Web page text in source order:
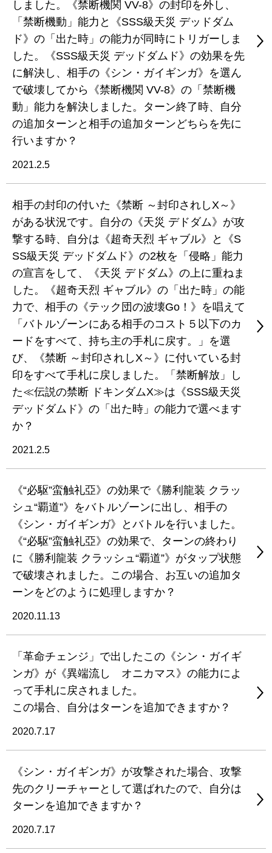
しました。《禁断機関 VV-8》の封印を外し、
「禁断機動」能力と《SSS級天災 デッドダム
ド》の「出た時」の能力が同時にトリガーしま
した。《SSS級天災 デッドダムド》の効果を先
に解決し、相手の《シン・ガイギンガ》を選ん
で破壊してから《禁断機関 VV-8》の「禁断機
動」能力を解決しました。ターン終了時、自分
の追加ターンと相手の追加ターンどちらを先に
行いますか？
2021.2.5
相手の封印の付いた《禁断 ～封印されしX～》
がある状況です。自分の《天災 デドダム》が攻
撃する時、自分は《超奇天烈 ギャブル》と《S
SS級天災 デッドダムド》の2枚を「侵略」能力
の宣言をして、《天災 デドダム》の上に重ねま
した。《超奇天烈 ギャブル》の「出た時」の能
力で、相手の《テック団の波壊Go！》を唱えて
「バトルゾーンにある相手のコスト５以下のカ
ードをすべて、持ち主の手札に戻す。」を選
び、《禁断 ～封印されしX～》に付いている封
印をすべて手札に戻しました。「禁断解放」し
た≪伝説の禁断 ドキンダムX≫は《SSS級天災
デッドダムド》の「出た時」の能力で選べます
か？
2021.2.5
《“必駆”蛮触礼亞》の効果で《勝利龍装 クラッ
シュ“覇道”》をバトルゾーンに出し、相手の
《シン・ガイギンガ》とバトルを行いました。
《“必駆”蛮触礼亞》の効果で、ターンの終わり
に《勝利龍装 クラッシュ“覇道”》がタップ状態
で破壊されました。この場合、お互いの追加タ
ーンをどのように処理しますか？
2020.11.13
「革命チェンジ」で出したこの《シン・ガイギ
ンガ》が《異端流し オニカマス》の能力によ
って手札に戻されました。
この場合、自分はターンを追加できますか？
2020.7.17
《シン・ガイギンガ》が攻撃された場合、攻撃
先のクリーチャーとして選ばれたので、自分は
ターンを追加できますか？
2020.7.17